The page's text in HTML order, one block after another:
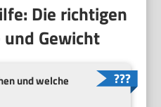
Die richtigen
und Gewicht
und welche